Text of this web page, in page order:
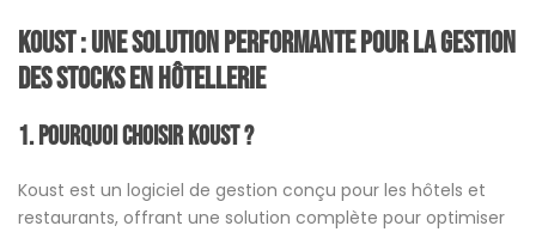
Koust : Une solution performante pour la gestion
des stocks en hôtellerie
1.Pourquoi choisir Koust ?
Koust est un logiciel de gestion conçu pour les hôtels et
restaurants, offrant une solution complète pour optimiser